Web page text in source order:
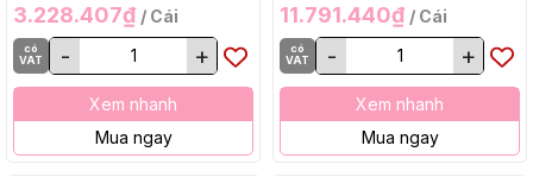
3.228.407₫ / Cái
có
VAT
- +
Xem nhanh
Mua ngay
11.791.440₫ / Cái
có
VAT
- +
Xem nhanh
Mua ngay